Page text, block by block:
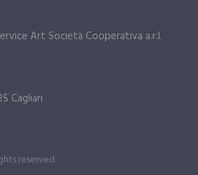
Art Società Cooperativa a.r.l.
Cagliari
reserved.